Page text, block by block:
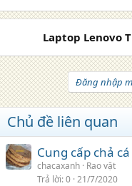
Laptop Lenovo
Đăng nhập
Chủ đề liên quan
Cung cấp chả
chacaxanh Rao vặt
Trả lời 0 21/7/2020